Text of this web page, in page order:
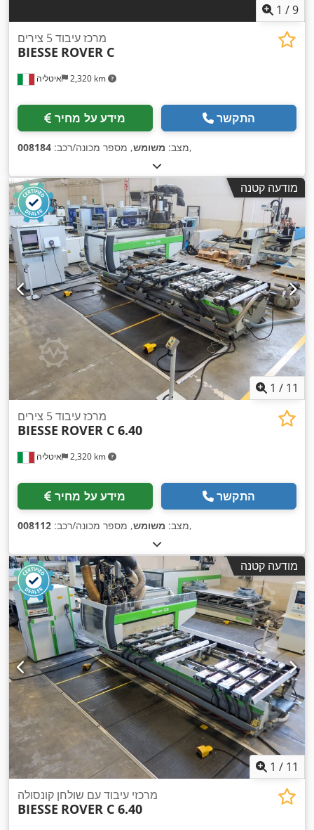
1 /9
איטליה 2,320 km
מרכז עיבוד 5 צירים
BIESSE ROVER C
מידע על מחיר התקשר
מצב: משומש, מספר מכונה/רכב: 008184 ,
מודעה קטנה
1 / 11
איטליה 2,320 km
מרכז עיבוד 5 צירים
BIESSE ROVER C 6.40
מידע על מחיר התקשר
מצב: משומש, מספר מכונה/רכב: 008112 ,
מודעה קטנה
1 / 11
מרכזי עיבוד עם שולחן קונסולה
BIESSE ROVER C 6.40